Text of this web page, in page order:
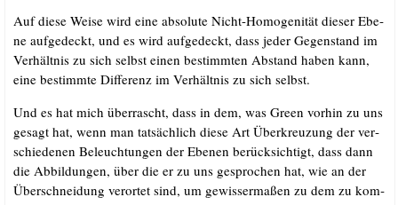
Auf die­se Wei­se wird eine abso­lu­te Nicht-Homo­ge­ni­tät die­ser Ebe­
ne auf­ge­deckt, und es wird auf­ge­deckt, dass jeder Gegen­stand im
Ver­hält­nis zu sich selbst einen bestimm­ten Abstand haben kann,
eine bestimm­te Dif­fe­renz im Ver­hält­nis zu sich selbst.
Und es hat mich über­rascht, dass in dem, was Green vor­hin zu uns
gesagt hat, wenn man tat­säch­lich die­se Art Über­kreu­zung der ver­
schie­de­nen Beleuch­tun­gen der Ebe­nen berück­sich­tigt, dass dann
die Abbil­dun­gen, über die er zu uns gespro­chen hat, wie an der
Über­schnei­dung ver­or­tet sind, um gewis­ser­ma­ßen zu dem zu kom­